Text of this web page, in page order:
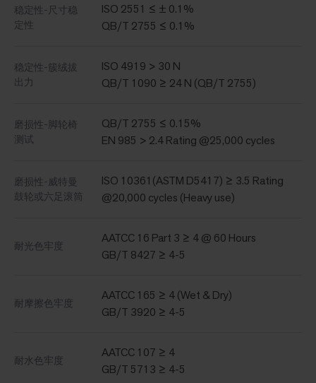
稳定性-尺寸稳
定性
ISO 2551 ≤ ± 0.1%
QB/T 2755 ≤ 0.1%
稳定性-簇绒拔
出力
ISO 4919 > 30 N
QB/T 1090 ≥ 24 N (QB/T 2755)
磨损性-脚轮椅
测试
QB/T 2755 ≤ 0.15%
EN 985 > 2.4 Rating @25,000 cycles
磨损性-威特曼
鼓轮或六足滚筒
ISO 10361(ASTM D5417) ≥ 3.5 Rating
@20,000 cycles (Heavy use)
耐光色牢度
AATCC 16 Part 3 ≥ 4 @ 60 Hours
GB/T 8427 ≥ 4-5
耐摩擦色牢度
AATCC 165 ≥ 4 (Wet & Dry)
GB/T 3920 ≥ 4-5
耐水色牢度
AATCC 107 ≥ 4
GB/T 5713 ≥ 4-5